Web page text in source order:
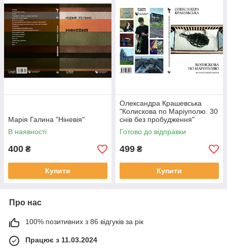
Марія Галина "Ніневія"
В наявності
400 ₴
Купити
Олександра Крашевська
"Колискова по Маріуполю. 30
снів без пробудження"
Готово до відправки
499 ₴
Купити
Про нас
100% позитивних з 86 відгуків за рік
Працює з 11.03.2024